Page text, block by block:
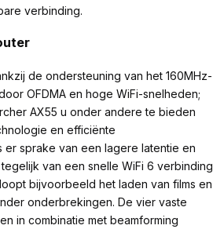
verbinding.
de ondersteuning van het 160MHz-
OFDMA en hoge WiFi-snelheden;
AX55 u onder andere te bieden
en efficiënte
sprake van een lagere latentie en
van een snelle WiFi 6 verbinding
bijvoorbeeld het laden van films en
onderbrekingen. De vier vaste
in combinatie met beamforming